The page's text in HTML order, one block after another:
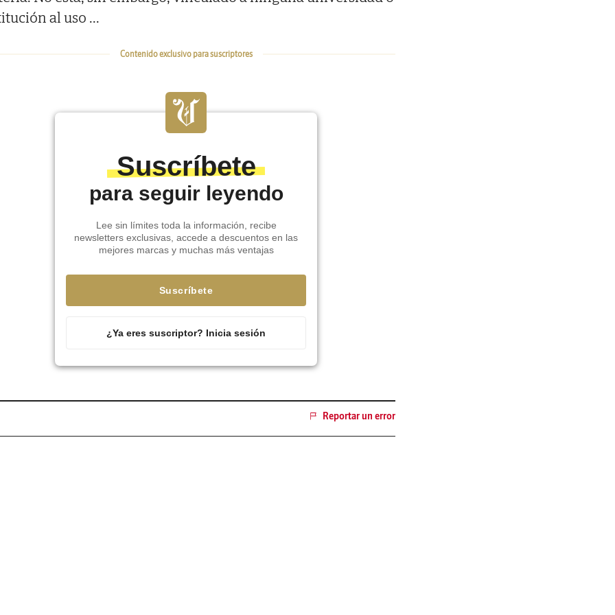
al uso ...
Contenido exclusivo para suscriptores
Suscríbete
para seguir leyendo
Lee sin límites toda la información, recibe
newsletters exclusivas, accede a descuentos en las
mejores marcas y muchas más ventajas
Suscríbete
¿Ya eres suscriptor? Inicia sesión
Reportar un error